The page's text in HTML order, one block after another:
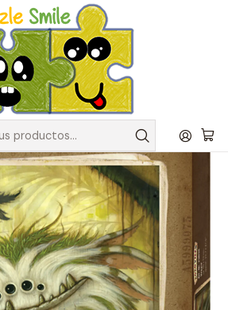
pedidos sobre $50.000 en Regiones de la
y Rompecabezas
Marcas
Piezas | Zozoville Veggie